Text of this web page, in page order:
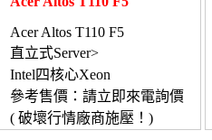
Acer Altos T110 F5
直立式Server>
Intel四核心Xeon
參考售價：請立即來電詢價
( 破壞行情廠商施壓！)